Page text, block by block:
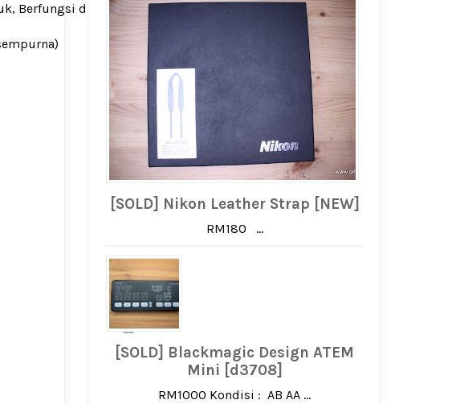
Berfungsi dengan
[SOLD] Nikon Leather Strap [NEW]
RM180 ...
[SOLD] Blackmagic Design ATEM
Mini [d3708]
RM1000 Kondisi : AB AA ...